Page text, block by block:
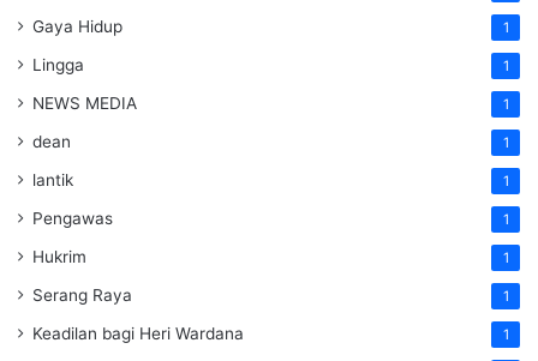
Gaya Hidup 1
Lingga 1
NEWS MEDIA 1
dean 1
lantik 1
Pengawas 1
Hukrim 1
Serang Raya 1
Keadilan bagi Heri Wardana 1